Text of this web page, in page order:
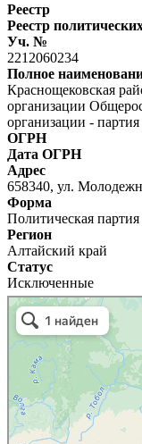
Реестр
Реестр
Уч. №
2212060234
Полное
Краснощековская
организации
организации -
ОГРН
Дата ОГРН
Адрес
658340, ул.
Форма
Политическая партия
Регион
Алтайский край
Статус
Исключенные